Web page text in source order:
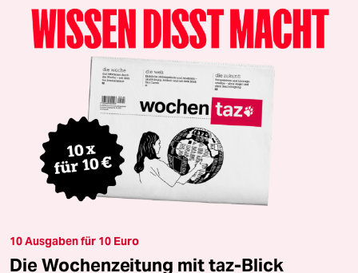
10 Ausgaben für 10 Euro
Die Wochenzeitung mit taz-Blick